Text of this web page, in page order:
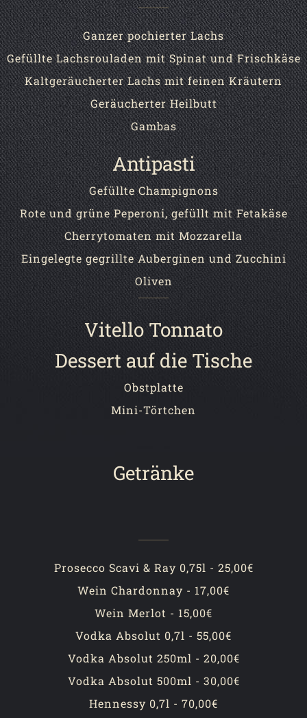
Ganzer pochierter Lachs
Gefüllte Lachsrouladen mit Spinat und Frischkäse
Kaltgeräucherter Lachs mit feinen Kräutern
Geräucherter Heilbutt
Gambas
Antipasti
Gefüllte Champignons
Rote und grüne Peperoni, gefüllt mit Fetakäse
Cherrytomaten mit Mozzarella
Eingelegte gegrillte Auberginen und Zucchini
Oliven
Vitello Tonnato
Dessert auf die Tische
Obstplatte
Mini-Törtchen
Getränke
Prosecco Scavi & Ray 0,75l - 25,00€
Wein Chardonnay - 17,00€
Wein Merlot - 15,00€
Vodka Absolut 0,7l - 55,00€
Vodka Absolut 250ml - 20,00€
Vodka Absolut 500ml - 30,00€
Hennessy 0,7l - 70,00€